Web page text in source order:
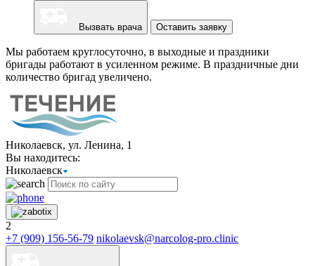
Вызвать врача Оставить заявку
Мы работаем круглосуточно, в выходные и праздники
бригады работают в усиленном режиме. В праздничные дни
количество бригад увеличено.
Николаевск, ул. Ленина, 1
Вы находитесь:
Николаевск
2
+7 (909) 156-56-79 nikolaevsk@narcolog-pro.clinic